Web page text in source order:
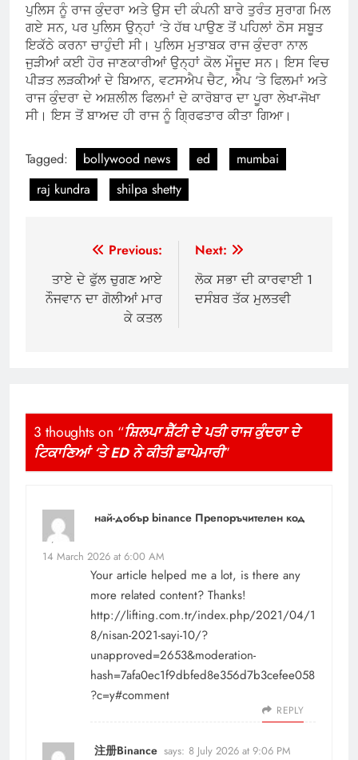
ਪੁਲਿਸ ਨੂੰ ਰਾਜ ਕੁੰਦਰਾ ਅਤੇ ਉਸ ਦੀ ਕੰਪਨੀ ਬਾਰੇ ਤੁਰੰਤ ਸੁਰਾਗ ਮਿਲ
ਗਏ ਸਨ, ਪਰ ਪੁਲਿਸ ਉਨ੍ਹਾਂ ‘ਤੇ ਹੱਥ ਪਾਉਣ ਤੋਂ ਪਹਿਲਾਂ ਠੋਸ ਸਬੂਤ
ਇਕੱਠੇ ਕਰਨਾ ਚਾਹੁੰਦੀ ਸੀ। ਪੁਲਿਸ ਮੁਤਾਬਕ ਰਾਜ ਕੁੰਦਰਾ ਨਾਲ
ਜੁੜੀਆਂ ਕਈ ਹੋਰ ਜਾਣਕਾਰੀਆਂ ਉਨ੍ਹਾਂ ਕੋਲ ਮੌਜੂਦ ਸਨ। ਇਸ ਵਿਚ
ਪੀੜਤ ਲੜਕੀਆਂ ਦੇ ਬਿਆਨ, ਵਟਸਐਪ ਚੈਟ, ਐਪ ‘ਤੇ ਫਿਲਮਾਂ ਅਤੇ
ਰਾਜ ਕੁੰਦਰਾ ਦੇ ਅਸ਼ਲੀਲ ਫਿਲਮਾਂ ਦੇ ਕਾਰੋਬਾਰ ਦਾ ਪੂਰਾ ਲੇਖਾ-ਜੋਖਾ
ਸੀ। ਇਸ ਤੋਂ ਬਾਅਦ ਹੀ ਰਾਜ ਨੂੰ ਗ੍ਰਿਫਤਾਰ ਕੀਤਾ ਗਿਆ।
Tagged: bollywood news ed
mumbai
raj kundra
shilpa shetty
navigation
Previous:
ਤਾਏ ਦੇ ਫੁੱਲ ਚੁਗਣ ਆਏ
ਨੌਜਵਾਨ ਦਾ ਗੋਲੀਆਂ ਮਾਰ
ਕੇ ਕਤਲ
Next:
ਲੋਕ ਸਭਾ ਦੀ ਕਾਰਵਾਈ 1
ਦਸੰਬਰ ਤੱਕ ਮੁਲਤਵੀ
3 thoughts on “ਸ਼ਿਲਪਾ ਸ਼ੈੱਟੀ ਦੇ ਪਤੀ ਰਾਜ ਕੁੰਦਰਾ ਦੇ
ਟਿਕਾਣਿਆਂ ‘ਤੇ ED ਨੇ ਕੀਤੀ ਛਾਪੇਮਾਰੀ”
най-добър binance Препоръчителен код
says:
14 March 2026 at 6:00 AM
Your article helped me a lot, is there any
more related content? Thanks!
http://lifting.com.tr/index.php/2021/04/1
8/nisan-2021-sayi-10/?
unapproved=2653&moderation-
hash=7afa0ec1f9dbfed8e356d7b3cefee058
?c=y#comment
REPLY
注册Binance says: 8 July 2026 at 9:06 PM